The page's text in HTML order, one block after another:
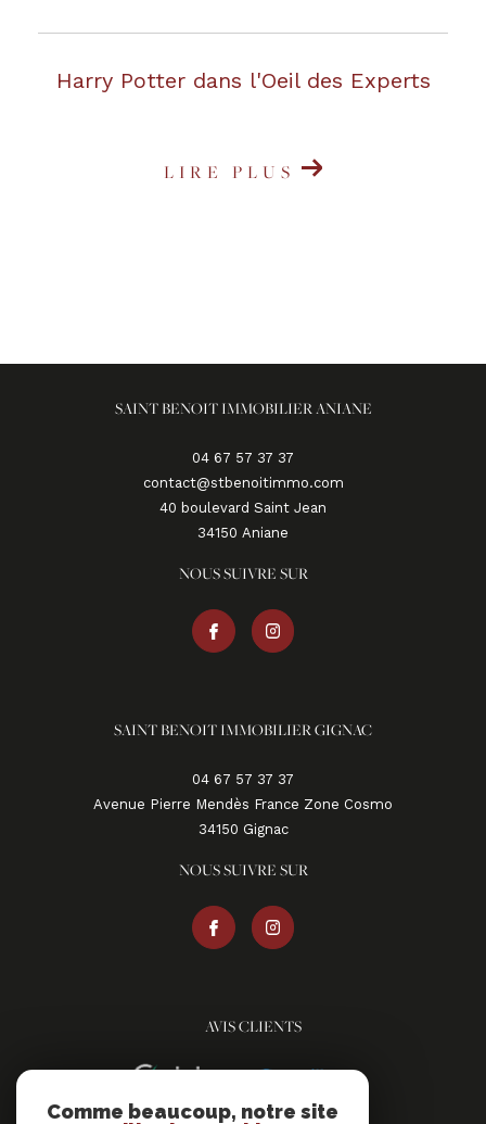
Harry Potter dans l'Oeil des Experts
LIRE PLUS
SAINT BENOIT IMMOBILIER ANIANE
04 67 57 37 37
contact@stbenoitimmo.com
40 boulevard Saint Jean
34150
aniane
NOUS SUIVRE SUR
SAINT BENOIT IMMOBILIER GIGNAC
04 67 57 37 37
Avenue Pierre Mendès France Zone Cosmo
34150
gignac
NOUS SUIVRE SUR
AVIS CLIENTS
Comme beaucoup, notre site